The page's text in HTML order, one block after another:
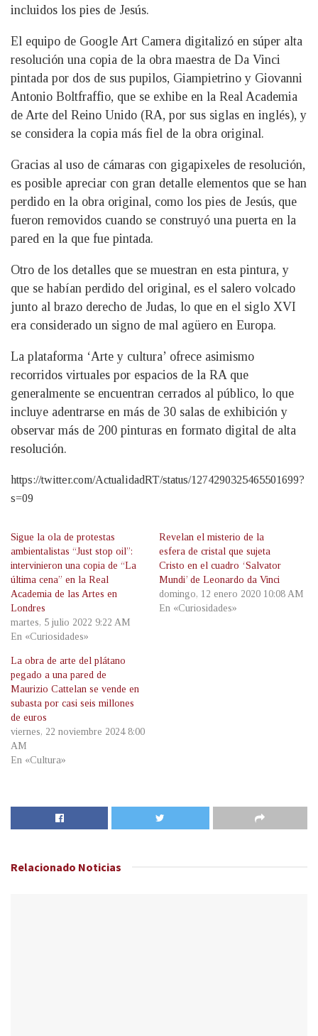
incluidos los pies de Jesús.
El equipo de Google Art Camera digitalizó en súper alta
resolución una copia de la obra maestra de Da Vinci
pintada por dos de sus pupilos, Giampietrino y Giovanni
Antonio Boltfraffio, que se exhibe en la Real Academia
de Arte del Reino Unido (RA, por sus siglas en inglés), y
se considera la copia más fiel de la obra original.
Gracias al uso de cámaras con gigapixeles de resolución,
es posible apreciar con gran detalle elementos que se han
perdido en la obra original, como los pies de Jesús, que
fueron removidos cuando se construyó una puerta en la
pared en la que fue pintada.
Otro de los detalles que se muestran en esta pintura, y
que se habían perdido del original, es el salero volcado
junto al brazo derecho de Judas, lo que en el siglo XVI
era considerado un signo de mal agüero en Europa.
La plataforma ‘Arte y cultura’ ofrece asimismo
recorridos virtuales por espacios de la RA que
generalmente se encuentran cerrados al público, lo que
incluye adentrarse en más de 30 salas de exhibición y
observar más de 200 pinturas en formato digital de alta
resolución.
https://twitter.com/ActualidadRT/status/1274290325465501699?
s=09
Sigue la ola de protestas
ambientalistas “Just stop oil”:
intervinieron una copia de “La
última cena” en la Real
Academia de las Artes en
Londres
martes, 5 julio 2022 9:22 AM
En «Curiosidades»
Revelan el misterio de la
esfera de cristal que sujeta
Cristo en el cuadro ‘Salvator
Mundi’ de Leonardo da Vinci
domingo, 12 enero 2020 10:08 AM
En «Curiosidades»
La obra de arte del plátano
pegado a una pared de
Maurizio Cattelan se vende en
subasta por casi seis millones
de euros
viernes, 22 noviembre 2024 8:00
AM
En «Cultura»
Relacionado Noticias